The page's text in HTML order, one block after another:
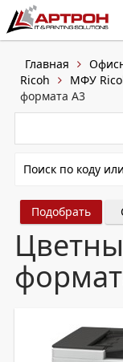
Главная
Ricoh
МФУ
формата A3